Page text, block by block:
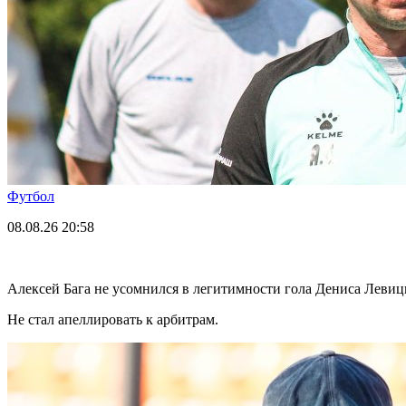
Футбол
08.08.26 20:58
Алексей Бага не усомнился в легитимности гола Дениса
Не стал апеллировать к арбитрам.